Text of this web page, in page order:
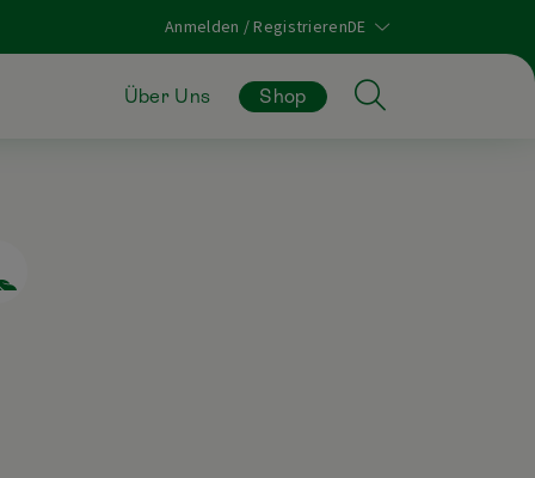
Anmelden / Registrieren
Über Uns Shop